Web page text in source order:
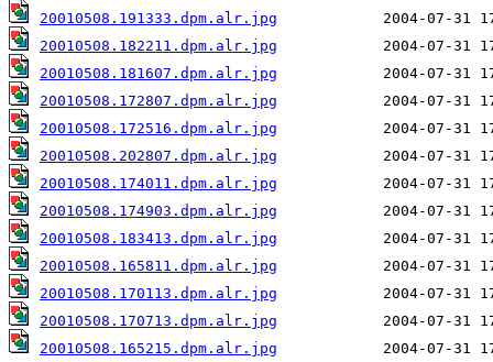
20010508.191333.dpm.alr.jpg
20010508.182211.dpm.alr.jpg
20010508.181607.dpm.alr.jpg
20010508.172807.dpm.alr.jpg
20010508.172516.dpm.alr.jpg
20010508.202807.dpm.alr.jpg
20010508.174011.dpm.alr.jpg
20010508.174903.dpm.alr.jpg
20010508.183413.dpm.alr.jpg
20010508.165811.dpm.alr.jpg
20010508.170113.dpm.alr.jpg
20010508.170713.dpm.alr.jpg
20010508.165215.dpm.alr.jpg